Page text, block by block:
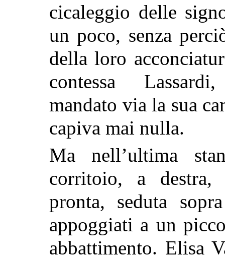
cicaleggio delle
un poco, senza
della loro
contessa
mandato via la sua
capiva mai nulla.
Ma nell’ultima
corritoio, a
pronta, seduta
appoggiati a un
abbattimento. Elisa